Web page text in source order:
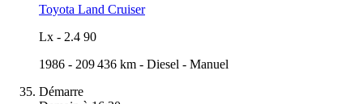
Toyota Land Cruiser
Lx - 2.4 90
1986 - 209 436 km - Diesel - Manuel
Démarre